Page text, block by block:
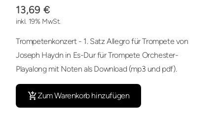
13,69 €
inkl. 19% MwSt.
Trompetenkonzert - 1. Satz Allegro für Trompete von
Joseph Haydn in Es-Dur für Trompete Orchester-
Playalong mit Noten als Download (mp3 und pdf).
Zum Warenkorb hinzufügen